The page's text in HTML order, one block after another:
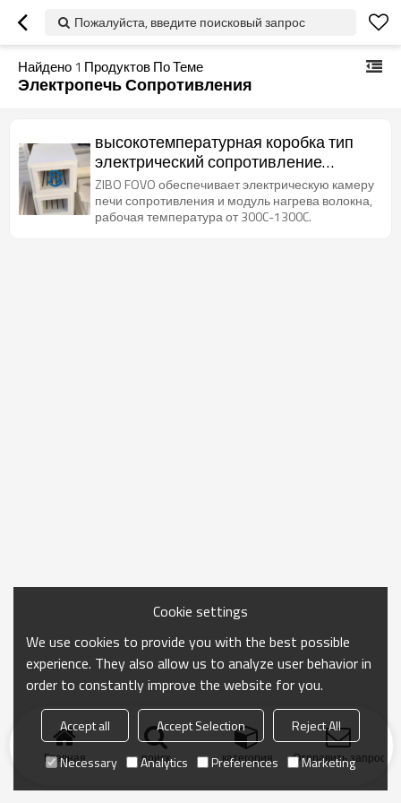
Пожалуйста, введите поисковый запрос
Найдено 1 Продуктов По Теме
Электропечь Сопротивления
высокотемпературная коробка тип
электрический сопротивление
камера печи / очаг
ZIBO FOVO обеспечивает электрическую камеру
печи сопротивления и модуль нагрева волокна,
рабочая температура от 300C-1300C.
Главная поиск категория Отправить запрос
Cookie settings
We use cookies to provide you with the best possible
experience. They also allow us to analyze user behavior in
order to constantly improve the website for you.
Accept all Accept Selection
Reject All
Necessary
Analytics Preferences Marketing